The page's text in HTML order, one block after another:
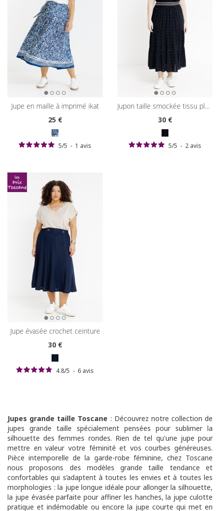
jupe en maille à imprimé ikat
25€
5/5 - 1 avis
jupon taille smockée tissu plumetis
30€
5/5 - 2 avis
jupe évasée crochet ceinture
30€
4.8/5 - 6 avis
Jupes grande taille Toscane : Découvrez notre collection de
jupes grande taille spécialement pensées pour sublimer la
silhouette des femmes rondes. Rien de tel qu'une jupe pour
mettre en valeur votre féminité et vos courbes généreuses.
Pièce intemporelle de la garde-robe féminine, chez Toscane
nous proposons des modèles grande taille tendance et
confortables qui s’adaptent à toutes les envies et à toutes les
morphologies : la jupe longue idéale pour allonger la silhouette,
la jupe évasée parfaite pour affiner les hanches, la jupe culotte
pratique et indémodable ou encore la jupe courte qui met en